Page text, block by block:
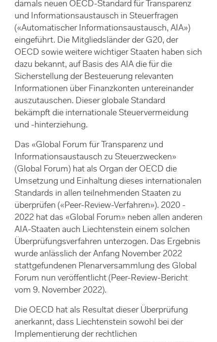
damals neuen OECD-Standard für Transparenz
und Informationsaustausch in Steuerfragen
(«Automatischer Informationsaustausch, AIA»)
eingeführt. Die Mitgliedsländer der G20, der
OECD sowie weitere wichtiger Staaten haben sich
dazu bekannt, auf Basis des AIA die für die
Sicherstellung der Besteuerung relevanten
Informationen über Finanzkonten untereinander
auszutauschen. Dieser globale Standard
bekämpft die internationale Steuervermeidung
und -hinterziehung.
Das «Global Forum für Transparenz und
Informationsaustausch zu Steuerzwecken»
(Global Forum) hat als Organ der OECD die
Umsetzung und Einhaltung dieses internationalen
Standards in allen teilnehmenden Staaten zu
überprüfen («Peer-Review-Verfahren»). 2020 -
2022 hat das «Global Forum» neben allen anderen
AIA-Staaten auch Liechtenstein einem solchen
Überprüfungsverfahren unterzogen. Das Ergebnis
wurde anlässlich der Anfang November 2022
stattgefundenen Plenarversammlung des Global
Forum nun veröffentlicht (Peer-Review-Bericht
vom 9. November 2022).
Die OECD hat als Resultat dieser Überprüfung
anerkannt, dass Liechtenstein sowohl bei der
Implementierung der rechtlichen